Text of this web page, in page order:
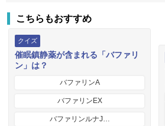
こちらもおすすめ
クイズ
催眠鎮静薬が含まれる「バファリ
ン」は？
バファリンA
バファリンEX
バファリンルナJ…